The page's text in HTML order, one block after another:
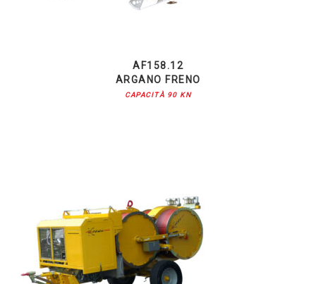
AF158.12
ARGANO FRENO
CAPACITÀ 90 KN